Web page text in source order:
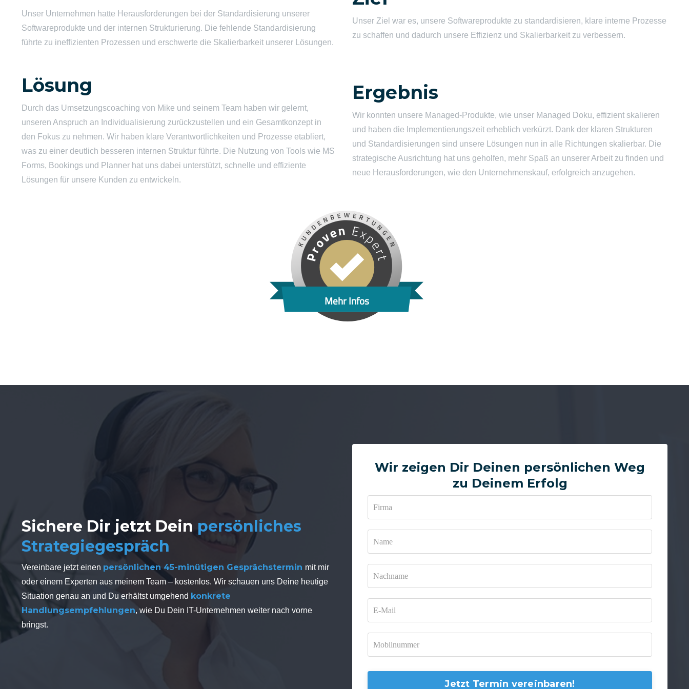
Unser Unternehmen hatte Herausforderungen bei der Standardisierung unserer
Softwareprodukte und der internen Strukturierung. Die fehlende Standardisierung
führte zu ineffizienten Prozessen und erschwerte die Skalierbarkeit unserer Lösungen.
Unser Ziel war es, unsere Softwareprodukte zu standardisieren, klare interne Prozesse
zu schaffen und dadurch unsere Effizienz und Skalierbarkeit zu verbessern.
Lösung
Durch das Umsetzungscoaching von Mike und seinem Team haben wir gelernt,
unseren Anspruch an Individualisierung zurückzustellen und ein Gesamtkonzept in
den Fokus zu nehmen. Wir haben klare Verantwortlichkeiten und Prozesse etabliert,
was zu einer deutlich besseren internen Struktur führte. Die Nutzung von Tools wie MS
Forms, Bookings und Planner hat uns dabei unterstützt, schnelle und effiziente
Lösungen für unsere Kunden zu entwickeln.
Ergebnis
Wir konnten unsere Managed-Produkte, wie unser Managed Doku, effizient skalieren
und haben die Implementierungszeit erheblich verkürzt. Dank der klaren Strukturen
und Standardisierungen sind unsere Lösungen nun in alle Richtungen skalierbar. Die
strategische Ausrichtung hat uns geholfen, mehr Spaß an unserer Arbeit zu finden und
neue Herausforderungen, wie den Unternehmenskauf, erfolgreich anzugehen.
Mehr Infos
Sichere Dir jetzt Dein persönliches
Strategiegespräch
Vereinbare jetzt einen persönlichen 45-minütigen Gesprächstermin mit mir
oder einem Experten aus meinem Team – kostenlos. Wir schauen uns Deine heutige
Situation genau an und Du erhältst umgehend konkrete
Handlungsempfehlungen, wie Du Dein IT-Unternehmen weiter nach vorne
bringst.
Wir zeigen Dir Deinen persönlichen Weg
zu Deinem Erfolg
Jetzt Termin vereinbaren!